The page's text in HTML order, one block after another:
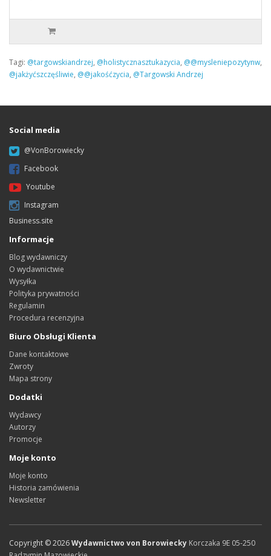
Tagi: @targowskiandrzej, @holistycznasztukazycia, @@mysleniepozytynw,
@jakżyćszczęśliwie, @@jakośćzycia, @Targowski Andrzej
Social media
@VonBorowiecky
Facebook
Youtube
Instagram
Business.site
Informacje
Blog wydawniczy
O wydawnictwie
Wysyłka
Polityka prywatności
Regulamin
Procedura recenzyjna
Biuro Obsługi Klienta
Dane kontaktowe
Zwroty
Mapa strony
Dodatki
Wydawcy
Autorzy
Promocje
Moje konto
Moje konto
Historia zamówienia
Newsletter
Copyright ©2026Wydawnictwo von Borowiecky Korczaka 9E 05-250